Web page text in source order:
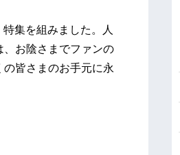
集を組みました。人
お陰さまでファンの
皆さまのお手元に永